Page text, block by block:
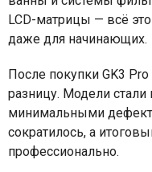
LCD-матрицы — всё
даже для начинающих.
После покупки GK3
разницу. Модели стали
минимальными
сократилось, а
профессионально.